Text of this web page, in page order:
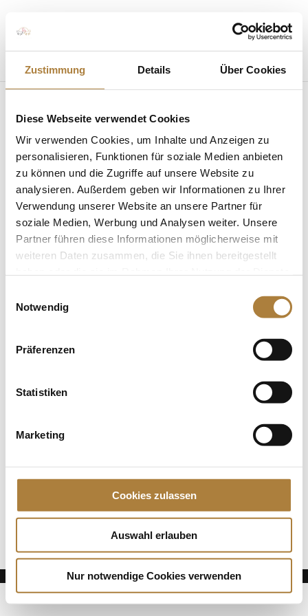
Zustimmung Details Über Cookies
Diese Webseite verwendet Cookies
Wir verwenden Cookies, um Inhalte und Anzeigen zu
personalisieren, Funktionen für soziale Medien anbieten
zu können und die Zugriffe auf unsere Website zu
analysieren. Außerdem geben wir Informationen zu Ihrer
Verwendung unserer Website an unsere Partner für
soziale Medien, Werbung und Analysen weiter. Unsere
Partner führen diese Informationen möglicherweise mit
weiteren Daten zusammen, die Sie ihnen bereitgestellt
Notwendig
Präferenzen
Statistiken
Marketing
Cookies zulassen
Auswahl erlauben
Nur notwendige Cookies verwenden
Seite wählen
Halla-Wanderpreis-
Verleihung
vonInsa Strothmann |24. Juli 2024
Dallas Vegas Batilly unter Ben Maher gewinnt 2024
den Halla-Wanderpreis beim CHIO Aachen
Spenden
Die Finalteilnehmer von Deutschlands U25
eine Legende des Pferdesports